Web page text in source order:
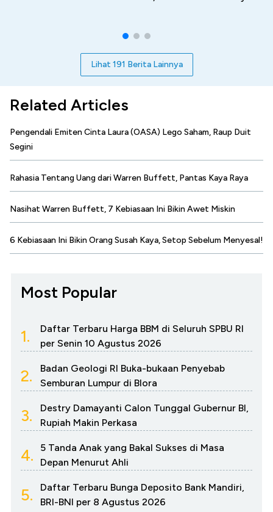
Lihat 191 Berita Lainnya
Related Articles
Pengendali Emiten Cinta Laura (OASA) Lego Saham, Raup Duit
Segini
Rahasia Tentang Uang dari Warren Buffett, Pantas Kaya Raya
Nasihat Warren Buffett, 7 Kebiasaan Ini Bikin Awet Miskin
6 Kebiasaan Ini Bikin Orang Susah Kaya, Setop Sebelum Menyesal!
Most Popular
1.
Daftar Terbaru Harga BBM di Seluruh SPBU RI
per Senin 10 Agustus 2026
2.
Badan Geologi RI Buka-bukaan Penyebab
Semburan Lumpur di Blora
3.
Destry Damayanti Calon Tunggal Gubernur BI,
Rupiah Makin Perkasa
4.
5 Tanda Anak yang Bakal Sukses di Masa
Depan Menurut Ahli
5.
Daftar Terbaru Bunga Deposito Bank Mandiri,
BRI-BNI per 8 Agustus 2026